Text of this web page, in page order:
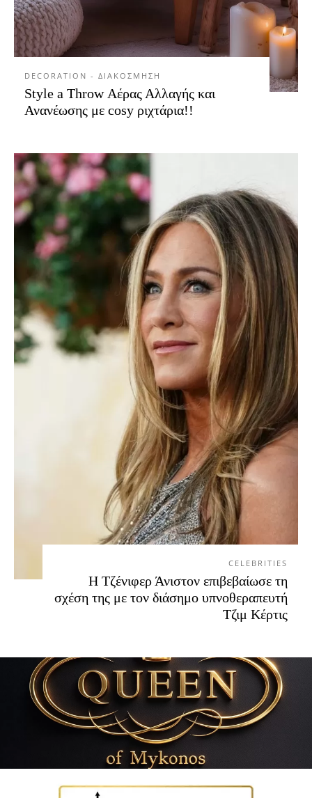
DECORATION - ΔΙΑΚΟΣΜΗΣΗ
Style a Throw Αέρας Αλλαγής και
Ανανέωσης με cosy ριχτάρια!!
CELEBRITIES
Η Τζένιφερ Άνιστον επιβεβαίωσε τη
σχέση της με τον διάσημο υπνοθεραπευτή
Τζιμ Κέρτις